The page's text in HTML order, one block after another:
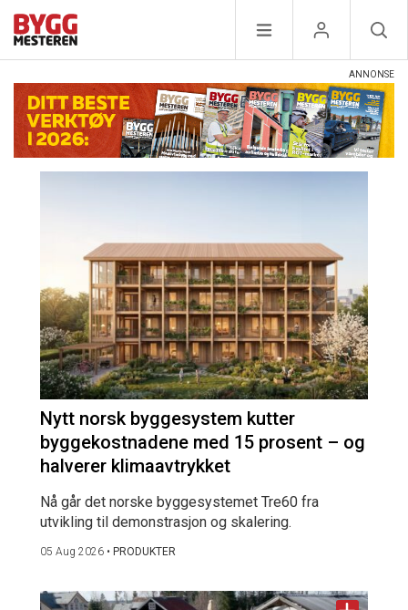
Nytt norsk byggesystem kutter
byggekostnadene med 15 prosent – og
halverer klimaavtrykket
Nå går det norske byggesystemet Tre60 fra
utvikling til demonstrasjon og skalering.
05 Aug 2026 • PRODUKTER